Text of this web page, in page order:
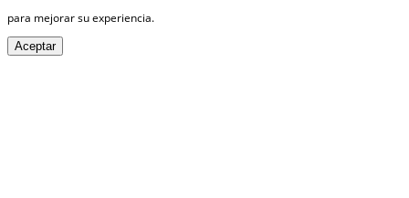
para mejorar su experiencia.
Aceptar